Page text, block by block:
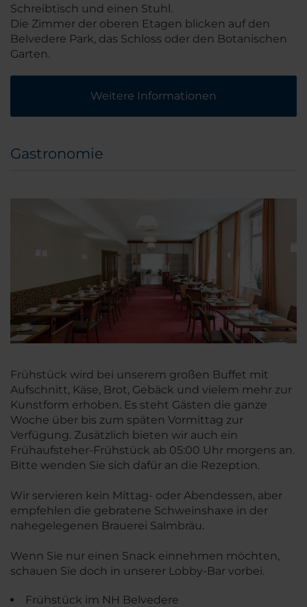
Schreibtisch und einen Stuhl.
Die Zimmer der oberen Etagen blicken auf den
Belvedere Park, das Schloss oder den Botanischen
Garten.
Weitere Informationen
Gastronomie
Frühstück wird bei unserem großen Buffet mit
Aufschnitt, Käse, Brot, Gebäck und vielem mehr zur
Kunstform erhoben. Es steht Gästen die ganze
Woche über bis zum späten Vormittag zur
Verfügung. Zusätzlich bieten wir auch ein
Frühaufsteher-Frühstück ab 05:00 Uhr morgens an.
Bitte wenden Sie sich dafür an die Rezeption.
Wir servieren kein Mittag- oder Abendessen, aber
empfehlen die gebratene Schweinshaxe in der
nahegelegenen Brauerei Salmbräu.
Wenn Sie nur einen Snack einnehmen möchten,
schauen Sie doch in unserer Lobby-Bar vorbei.
Frühstück im NH Belvedere